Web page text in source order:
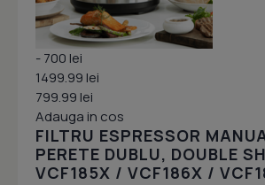
- 700 lei
1499.99 lei
799.99 lei
Adauga in cos
FILTRU ESPRESSOR
PERETE DUBLU, DOUBLE
VCF185X / VCF186X /